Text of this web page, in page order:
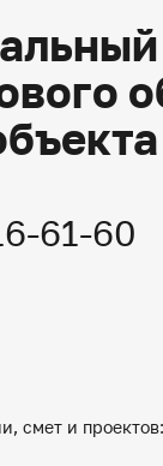
61-60
смет и проектов: